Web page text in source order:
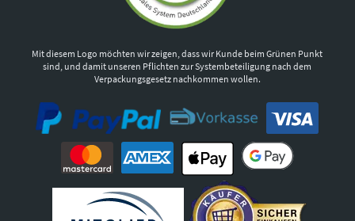
Mit diesem Logo möchten wir zeigen, dass wir Kunde beim Grünen Punkt
sind, und damit unseren Pflichten zur Systembeteiligung nach dem
Verpackungsgesetz nachkommen wollen.